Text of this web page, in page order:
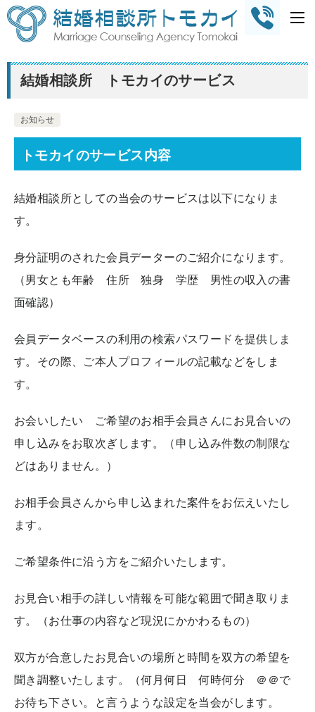
結婚相談所 トモカイのサービス
お知らせ
トモカイのサービス内容
結婚相談所としての当会のサービスは以下になりま
す。
身分証明のされた会員データーのご紹介になります。
（男女とも年齢 住所 独身 学歴 男性の収入の書
面確認）
会員データベースの利用の検索パスワードを提供しま
す。その際、ご本人プロフィールの記載などをしま
す。
お会いしたい ご希望のお相手会員さんにお見合いの
申し込みをお取次ぎします。（申し込み件数の制限な
どはありません。）
お相手会員さんから申し込まれた案件をお伝えいたし
ます。
ご希望条件に沿う方をご紹介いたします。
お見合い相手の詳しい情報を可能な範囲で聞き取りま
す。（お仕事の内容など現況にかかわるもの）
双方が合意したお見合いの場所と時間を双方の希望を
聞き調整いたします。（何月何日 何時何分 ＠＠で
お待ち下さい。と言うような設定を当会がします。